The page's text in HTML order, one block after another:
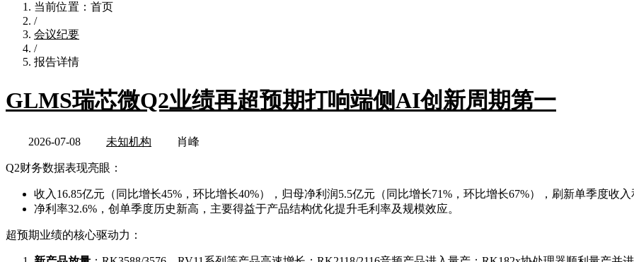
当前位置：首页
/
会议纪要
/
报告详情
GLMS瑞芯微Q2业绩再超预期打响端侧AI创新周期第一
2026-07-08 未知机构 肖峰
Q2财务数据表现亮眼：
收入16.85亿元（同比增长45%，环比增长40%），归母净利润5.5亿元（同比增长71%，环比增长67%），刷新单季度收
净利率32.6%，创单季度历史新高，主要得益于产品结构优化提升毛利率及规模效应。
超预期业绩的核心驱动力：